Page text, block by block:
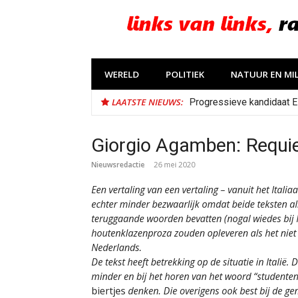
WERELD POLITIEK NATUUR EN
LAATSTE NIEUWS: Progressieve kandidaat
Giorgio Agamben:
Nieuwsredactie 26 mei 2020
Een vertaling van een vertaling – vanuit het
echter minder bezwaarlijk omdat beide teksten
teruggaande woorden bevatten (nogal wiedes
houtenklazenproza zouden opleveren als het
Nederlands.
De tekst heeft betrekking op de situatie in Italië.
minder en bij het horen van het woord
biertjes denken. Die overigens ook best bij de